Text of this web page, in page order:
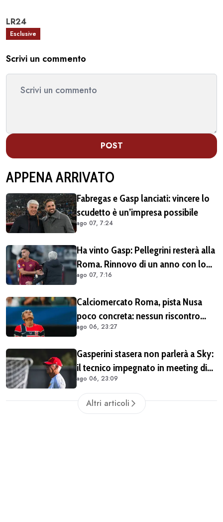
LR24
Esclusive
Scrivi un commento
POST
APPENA ARRIVATO
Fabregas e Gasp lanciati: vincere lo
scudetto è un’impresa possibile
ago 07, 7:24
Ha vinto Gasp: Pellegrini resterà alla
Roma. Rinnovo di un anno con lo
sconto
ago 07, 7:16
Calciomercato Roma, pista Nusa
poco concreta: nessun riscontro
positivo dal calciatore né dal Lipsia
ago 06, 23:27
Gasperini stasera non parlerà a Sky:
il tecnico impegnato in meeting di
mercato
ago 06, 23:09
Altri articoli